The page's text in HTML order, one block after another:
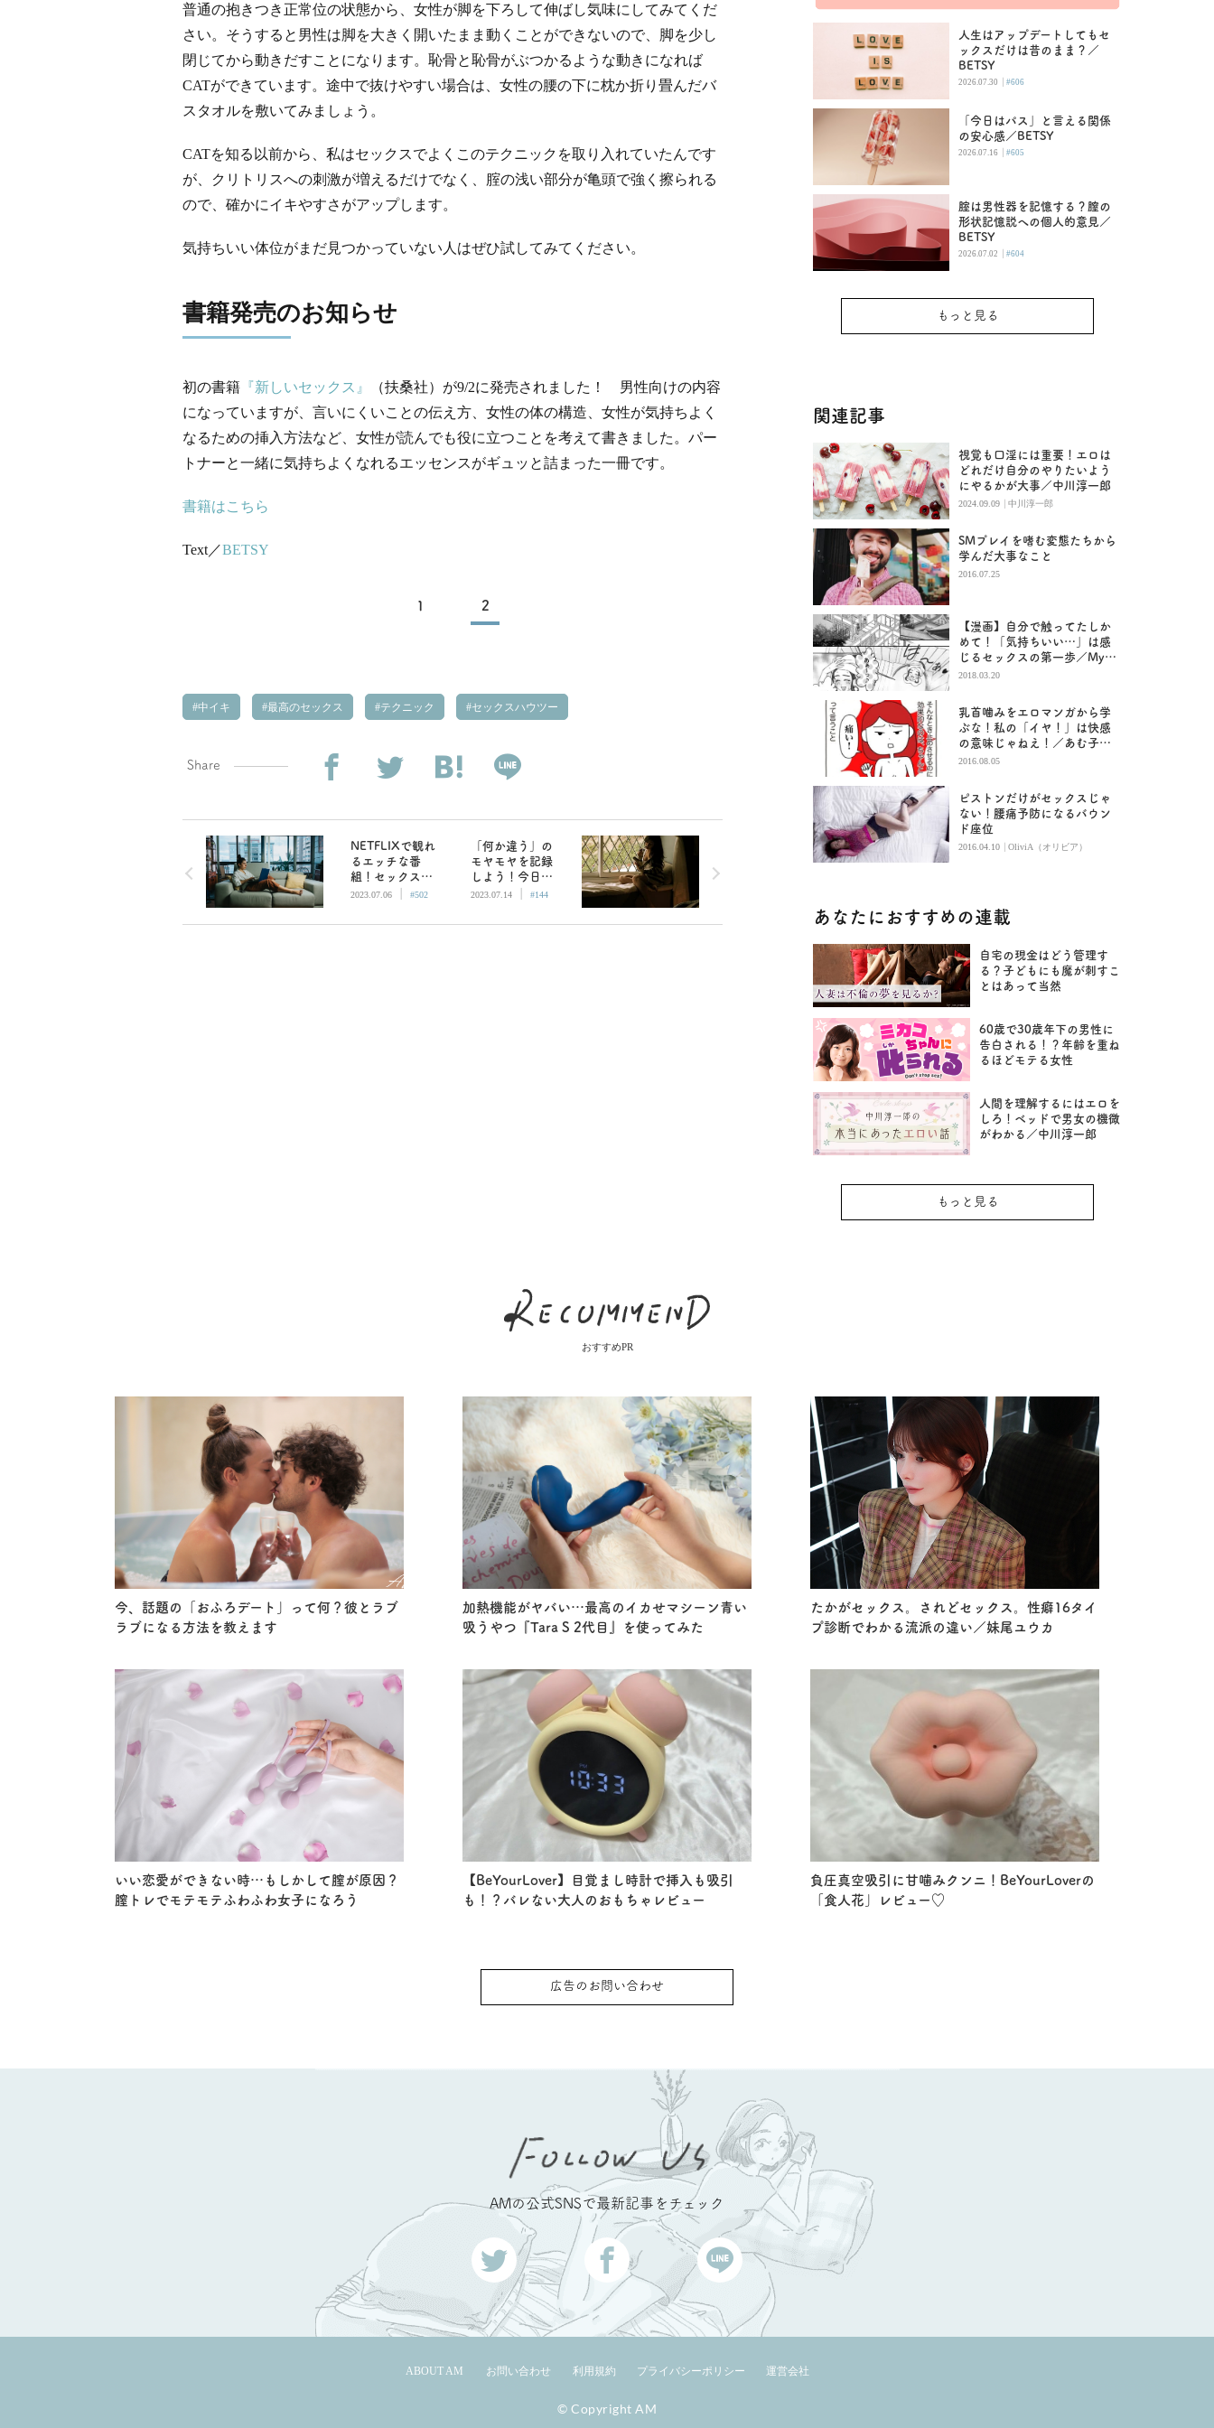
普通の抱きつき正常位の状態から、女性が脚を下ろして伸ばし気味にしてみてくだ
さい。そうすると男性は脚を大きく開いたまま動くことができないので、脚を少し
閉じてから動きだすことになります。恥骨と恥骨がぶつかるような動きになれば
CATができています。途中で抜けやすい場合は、女性の腰の下に枕か折り畳んだバ
スタオルを敷いてみましょう。
CATを知る以前から、私はセックスでよくこのテクニックを取り入れていたんです
が、クリトリスへの刺激が増えるだけでなく、腟の浅い部分が亀頭で強く擦られる
ので、確かにイキやすさがアップします。
気持ちいい体位がまだ見つかっていない人はぜひ試してみてください。
書籍発売のお知らせ
初の書籍 『新しいセックス』
（扶桑社）が9/2に発売されました！ 男性向けの内容
になっていますが、言いにくいことの伝え方、女性の体の構造、女性が気持ちよく
なるための挿入方法など、女性が読んでも役に立つことを考えて書きました。パー
トナーと一緒に気持ちよくなれるエッセンスがギュッと詰まった一冊です。
書籍はこちら
Text／BETSY
1 2
中イキ 最高のセックス テクニック セックスハウツー
Share
NETFLIXで観れ
るエッチな番
組！セックス部
屋作りから快楽
BETSY
2023.07.06 | #502
「何か違う」の
モヤモヤを記録
しよう！今日よ
りもっとよくな
2023.07.14 | #144
人生はアップデートしてもセ
ックスだけは昔のまま？／
BETSY
2026.07.30 | #606
「今日はパス」と言える関係
の安心感／BETSY
2026.07.16 | #605
腟は男性器を記憶する？膣の
形状記憶説への個人的意見／
BETSY
2026.07.02 | #604
もっと見る
関連記事
視覚も口淫には重要！エロは
どれだけ自分のやりたいよう
にやるかが大事／中川淳一郎
2024.09.09 | 中川淳一郎
SMプレイを嗜む変態たちから
学んだ大事なこと
2016.07.25
【漫画】自分で触ってたしか
めて！「気持ちいい…」は感
じるセックスの第一歩／My
roots（５）
2018.03.20
乳首噛みをエロマンガから学
ぶな！私の「イヤ！」は快感
の意味じゃねえ！／あむ子の
日常(68)
2016.08.05
ピストンだけがセックスじゃ
ない！腰痛予防になるバウン
ド座位
2016.04.10 | OliviA（オリビア）
あなたにおすすめの連載
自宅の現金はどう管理す
る？子どもにも魔が刺すこ
とはあって当然
60歳で30歳年下の男性に
告白される！？年齢を重ね
るほどモテる女性
人間を理解するにはエロを
しろ！ベッドで男女の機微
がわかる／中川淳一郎
もっと見る
おすすめPR
今、話題の「おふろデート」って何？彼とラブ
ラブになる方法を教えます
加熱機能がヤバい…最高のイカせマシーン青い
吸うやつ『Tara S 2代目』を使ってみた
たかがセックス。されどセックス。性癖16タイ
プ診断でわかる流派の違い／妹尾ユウカ
いい恋愛ができない時…もしかして膣が原因？
膣トレでモテモテふわふわ女子になろう
【BeYourLover】目覚まし時計で挿入も吸引
も！？バレない大人のおもちゃレビュー
負圧真空吸引に甘噛みクンニ！BeYourLoverの
「食人花」レビュー♡
広告のお問い合わせ
AMの公式SNSで最新記事をチェック
ABOUT AM お問い合わせ 利用規約 プライバシーポリシー 運営会社
© Copyright AM